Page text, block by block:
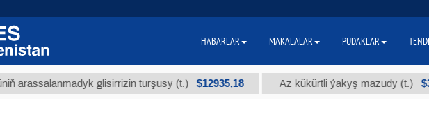
glisirrizin turşusy (t.) $12935,18 Az kükürtli ýakyş mazudy (t.) $300
HABARLAR MAKALALAR PUDAKLAR